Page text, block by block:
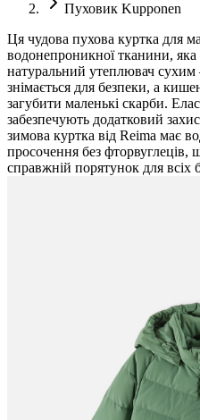
Пуховик Kupponen
Ця чудова пухова куртка для
водонепроникної тканини, яка
натуральний утеплювач
знімається для безпеки, а
загубити маленькі скарби.
забезпечують додатковий
зимова куртка від Reima має
просочення без фторвуглеців,
справжній порятунок для всіх